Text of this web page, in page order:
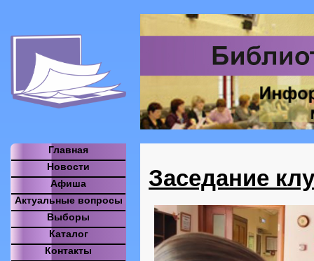
Заседание
Главная
Новости
Афиша
Актуальные вопросы
Выборы
Каталог
Контакты